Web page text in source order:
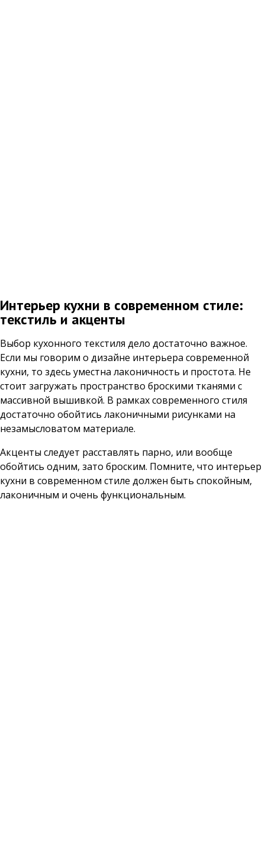
Интерьер кухни в современном стиле:
текстиль и акценты
Выбор кухонного текстиля дело достаточно важное.
Если мы говорим о дизайне интерьера современной
кухни, то здесь уместна лаконичность и простота. Не
стоит загружать пространство броскими тканями с
массивной вышивкой. В рамках современного стиля
достаточно обойтись лаконичными рисунками на
незамысловатом материале.
Акценты следует расставлять парно, или вообще
обойтись одним, зато броским. Помните, что интерьер
кухни в современном стиле должен быть спокойным,
лаконичным и очень функциональным.